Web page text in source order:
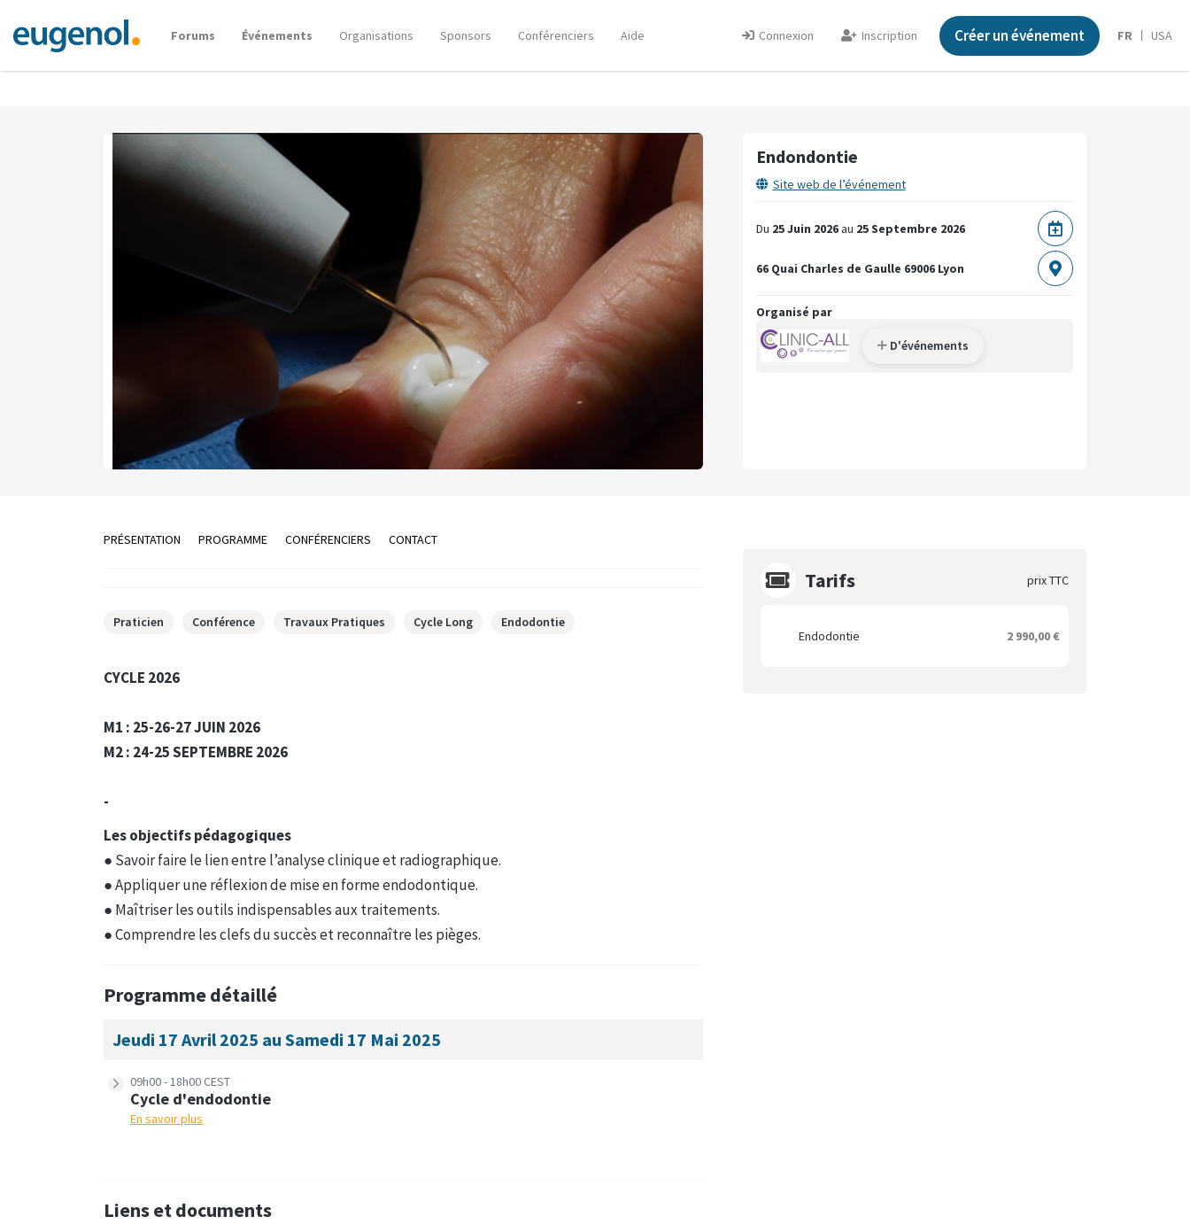
Forums Événements Organisations Sponsors Conférenciers Aide Connexion Inscription Créer un événement FR USA
Endondontie
Site web de l’événement
Du 25 Juin 2026au 25 Septembre 2026
66 Quai Charles de Gaulle 69006 Lyon
Organisé par
D'événements
PRÉSENTATION PROGRAMME CONFÉRENCIERS CONTACT
Praticien Conférence Travaux Pratiques Cycle Long Endodontie
CYCLE 2026
M1 : 25-26-27 JUIN 2026
M2 : 24-25 SEPTEMBRE 2026
-
Les objectifs pédagogiques
● Savoir faire le lien entre l’analyse clinique et radiographique.
● Appliquer une réflexion de mise en forme endodontique.
● Maîtriser les outils indispensables aux traitements.
● Comprendre les clefs du succès et reconnaître les pièges.
Programme détaillé
Jeudi 17 Avril 2025 au Samedi 17 Mai 2025
09h00 - 18h00 CEST
Cycle d'endodontie
En savoir plus
Liens et documents
Tarifs prix TTC
Endodontie 2 990,00 €